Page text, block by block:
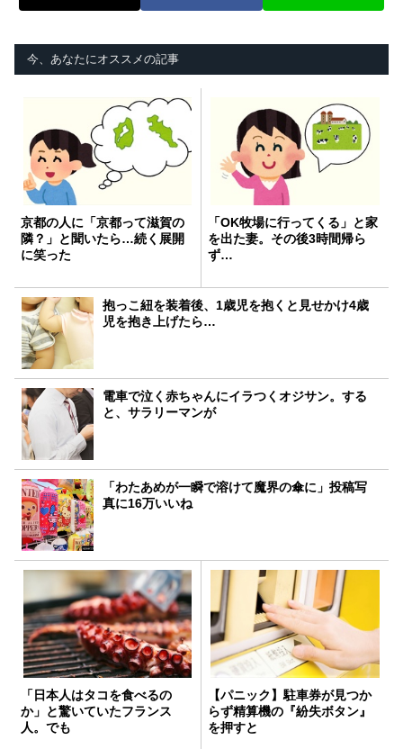
今、あなたにオススメの記事
京都の人に「京都って滋賀の
隣？」と聞いたら…続く展開
に笑った
「OK牧場に行ってくる」と家
を出た妻。その後3時間帰ら
ず…
抱っこ紐を装着後、1歳児を抱くと見せかけ4歳
児を抱き上げたら…
電車で泣く赤ちゃんにイラつくオジサン。する
と、サラリーマンが
「わたあめが一瞬で溶けて魔界の傘に」投稿写
真に16万いいね
「日本人はタコを食べるの
か」と驚いていたフランス
人。でも
【パニック】駐車券が見つか
らず精算機の『紛失ボタン』
を押すと